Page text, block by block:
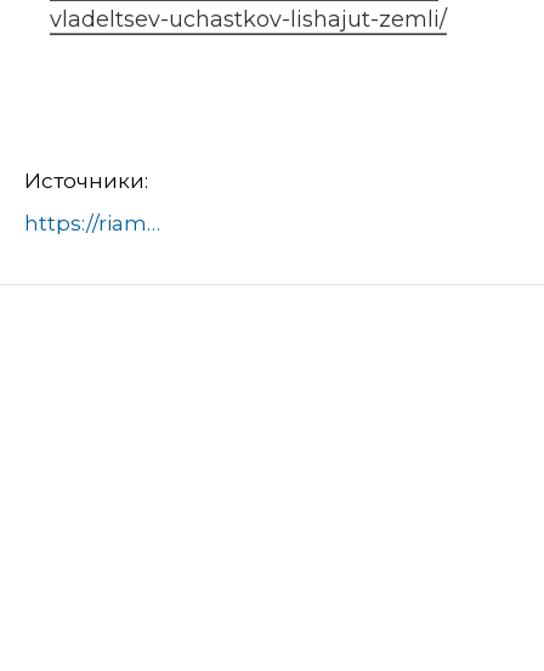
vladeltsev-uchastkov-lishajut-zemli/
Источники:
https://riamo.ru/news/obschestvo/seleznev-v-podmoskove-dobrosovestnyh-vladeltsev-uchastkov-lishajut-zemli/